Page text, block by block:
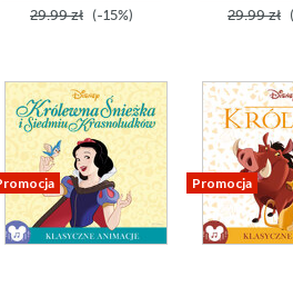
29.99 zł (-15%) 29.99 zł
Promocja